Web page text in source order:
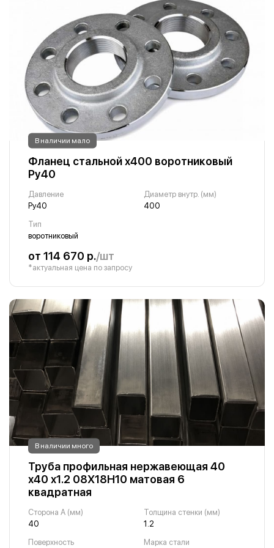
В наличии мало
Фланец стальной х400 воротниковый
Ру40
Давление
Ру40
Диаметр внутр. (мм)
400
Тип
воротниковый
от 114 670 р./шт
*актуальная цена по запросу
В наличии много
Труба профильная нержавеющая 40
х40 х1.2 08Х18Н10 матовая 6
квадратная
Сторона A (мм)
40
Толщина стенки (мм)
1.2
Поверхность
Марка стали